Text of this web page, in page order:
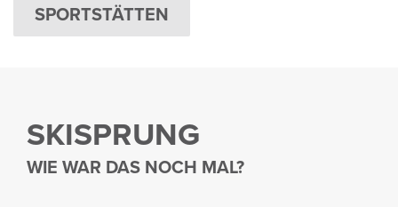
SPORTSTÄTTEN
SKISPRUNG
WIE WAR DAS NOCH MAL?